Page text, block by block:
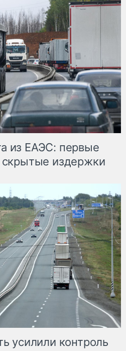
из ЕАЭС: первые
издержки
усилили контроль